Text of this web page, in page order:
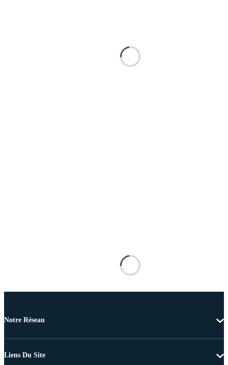
Notre Réseau
Liens Du Site